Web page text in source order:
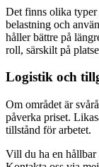
Det finns olika typer
belastning och
håller bättre på
roll, särskilt på
Logistik och
Om området är
påverka priset.
tillstånd för arbetet.
Vill du ha en